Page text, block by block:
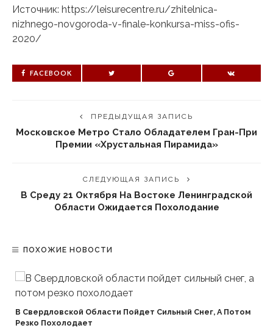
Источник: https://leisurecentre.ru/zhitelnica-
nizhnego-novgoroda-v-finale-konkursa-miss-ofis-
2020/
FACEBOOK
ПРЕДЫДУЩАЯ ЗАПИСЬ
Московское Метро Стало Обладателем Гран-При
Премии «Хрустальная Пирамида»
СЛЕДУЮЩАЯ ЗАПИСЬ
В Среду 21 Октября На Востоке Ленинградской
Области Ожидается Похолодание
ПОХОЖИЕ НОВОСТИ
В Свердловской Области Пойдет Сильный Снег, А Потом
Резко Похолодает